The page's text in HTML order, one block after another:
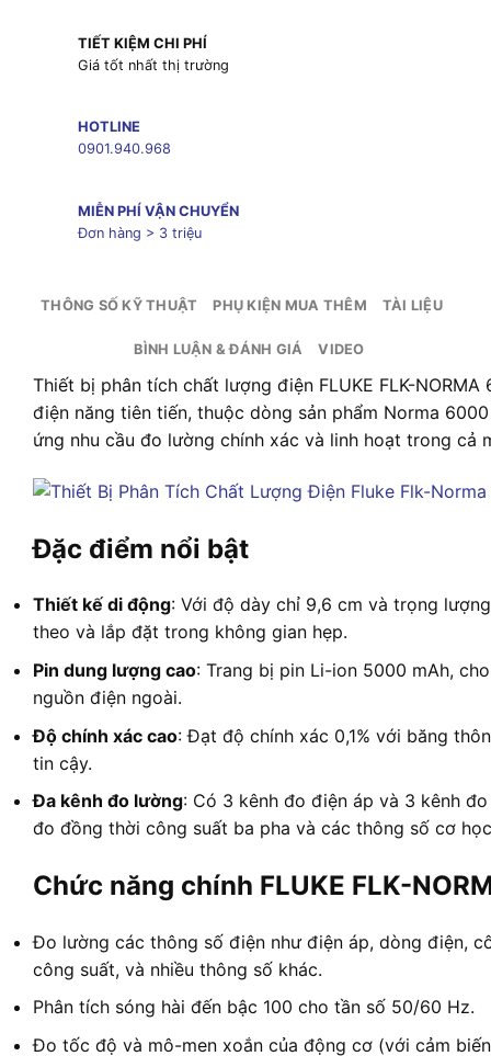
TIẾT KIỆM CHI PHÍ
Giá tốt nhất thị trường
HOTLINE
0901.940.968
MIỄN PHÍ VẬN CHUYỂN
Đơn hàng > 3 triệu
THÔNG SỐ KỸ THUẬT PHỤ KIỆN MUA THÊM TÀI LIỆU
BÌNH LUẬN & ĐÁNH GIÁ VIDEO
Thiết bị phân tích chất lượng điện FLUKE FLK-
điện năng tiên tiến, thuộc dòng sản phẩm Norma
ứng nhu cầu đo lường chính xác và linh hoạt trong cả
Đặc điểm nổi bật
Thiết kế di động: Với độ dày chỉ 9,6 cm và trọng
theo và lắp đặt trong không gian hẹp.
Pin dung lượng cao: Trang bị pin Li-ion 5000 mAh,
nguồn điện ngoài.
Độ chính xác cao: Đạt độ chính xác 0,1% với băng
tin cậy.
Đa kênh đo lường: Có 3 kênh đo điện áp và 3 kênh
đo đồng thời công suất ba pha và các thông số cơ học
Chức năng chính FLUKE FLK-
Đo lường các thông số điện như điện áp, dòng điện,
công suất, và nhiều thông số khác.
Phân tích sóng hài đến bậc 100 cho tần số 50/60 Hz.
Đo tốc độ và mô-men xoắn của động cơ (với cảm